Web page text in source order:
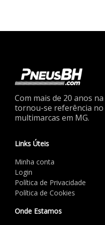
Com mais de 20 anos
tornou-se referência
multimarcas em MG.
Links Úteis
Minha conta
Login
Política de Privacidade
Política de Cookies
Onde Estamos